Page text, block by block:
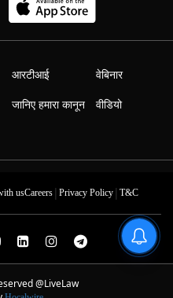
आरटीआई
जानिए हमारा कानून
वेबिनार
वीडियो
usCareers| Privacy Policy| T&C
@LiveLaw